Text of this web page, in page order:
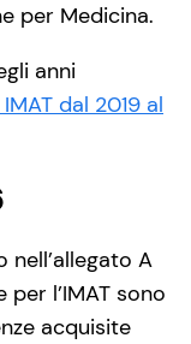
per Medicina.
anni
dal 2019 al
nell’allegato A
l’IMAT sono
acquisite